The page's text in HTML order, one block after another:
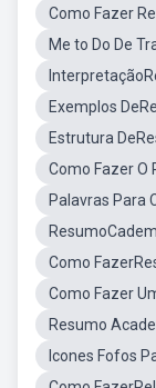
Como Fazer
Me to Do De
Exemplos
Estrutura
Como Fazer O
Palavras Para
Como
Como Fazer
Resumo
Icones Fofos